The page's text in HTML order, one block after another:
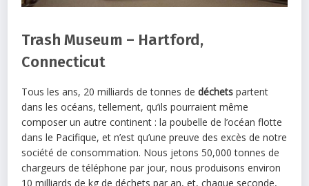
Trash Museum – Hartford,
Connecticut
Tous les ans, 20 milliards de tonnes dedéchets partent
dans les océans, tellement, qu’ils pourraient même
composer un autre continent : la poubelle de l’océan flotte
dans le Pacifique, et n’est qu’une preuve des excès de notre
société de consommation. Nous jetons 50,000 tonnes de
chargeurs de téléphone par jour, nous produisons environ
10 milliards de kg de déchets par an, et, chaque seconde,